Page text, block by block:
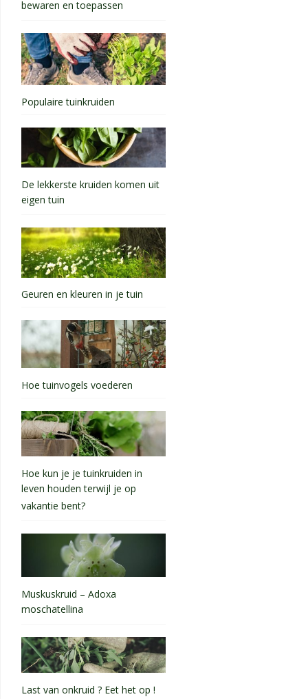
bewaren en toepassen
Populaire tuinkruiden
De lekkerste kruiden komen uit
eigen tuin
Geuren en kleuren in je tuin
Hoe tuinvogels voederen
Hoe kun je je tuinkruiden in
leven houden terwijl je op
vakantie bent?
Muskuskruid – Adoxa
moschatellina
Last van onkruid ? Eet het op !